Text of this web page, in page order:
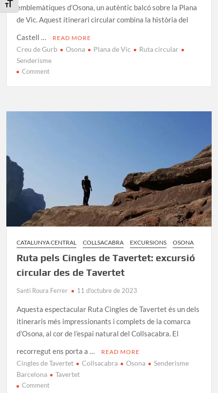
Toggle Font size
emblemàtiques d’Osona, un autèntic balcó sobre la Plana
de Vic. Aquest itinerari circular combina la història del
Castell …
READ MORE
Creu de Gurb Osona Plana de Vic
Ruta circular
Senderisme
Commenton
Creu
Vic
CATALUNYA CENTRAL COLLSACABRA EXCURSIONS OSONA
Ruta pels Cingles de Tavertet: excursió
circular des de Tavertet
Santi Roura Ferrer 11 d'octubre de 2023
Aquesta espectacular Ruta Cingles de Tavertet és un dels
itineraris més impressionants i complets de la comarca
d’Osona, al cor de l’espai natural del Collsacabra. El
recorregut ens porta a …
READ MORE
Cingles de Tavertet Collsacabra Osona
Senderisme
Barcelona
Tavertet
Commenton